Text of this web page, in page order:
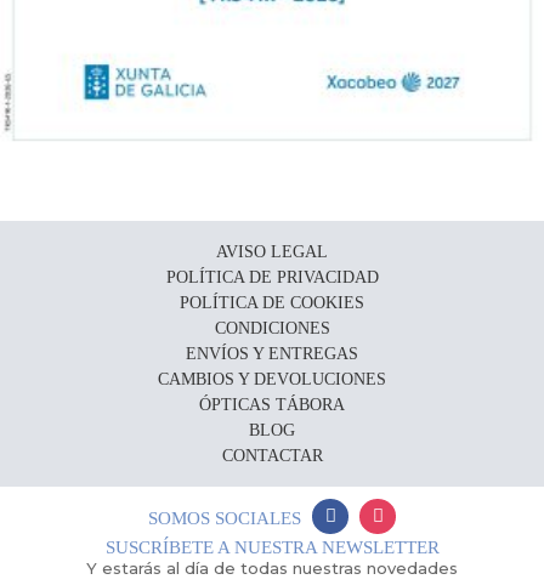
AVISO LEGAL
POLÍTICA DE PRIVACIDAD
POLÍTICA DE COOKIES
CONDICIONES
ENVÍOS Y ENTREGAS
CAMBIOS Y DEVOLUCIONES
ÓPTICAS TÁBORA
BLOG
CONTACTAR
SOMOS SOCIALES
SUSCRÍBETE A NUESTRA NEWSLETTER
Y estarás al día de todas nuestras novedades